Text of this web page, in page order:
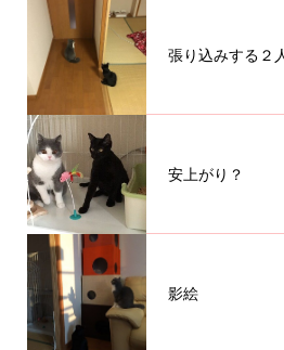
張り込みする２
安上がり？
影絵